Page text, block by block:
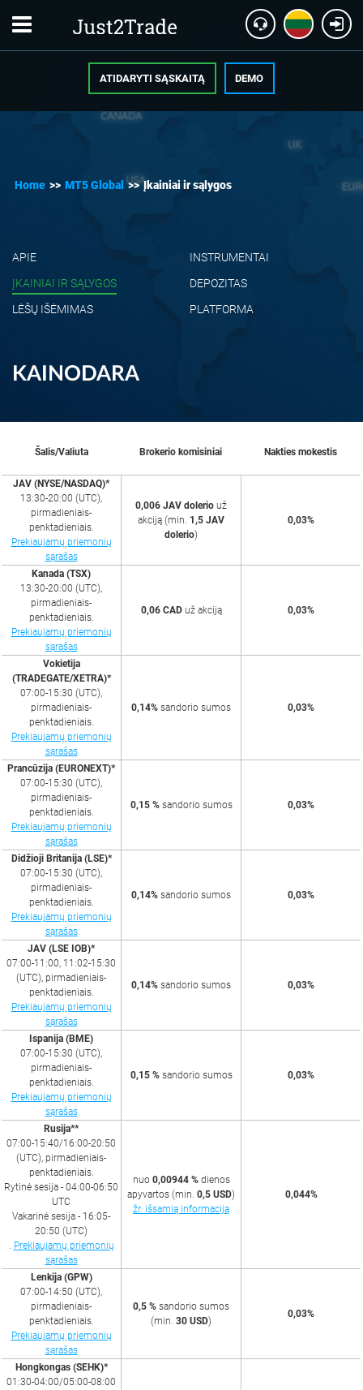
ATIDARYTI SĄSKAITĄ DEMO
Home >> MT5 Global >> Įkainiai ir sąlygos
APIE
INSTRUMENTAI
ĮKAINIAI IR SĄLYGOS
DEPOZITAS
LĖŠŲ IŠĖMIMAS
PLATFORMA
KAINODARA
Šalis/Valiuta Brokerio komisiniai Nakties mokestis
JAV (NYSE/NASDAQ)*
13:30-20:00 (UTC),
pirmadieniais-
penktadieniais.
Prekiaujamų priemonių
sąrašas
0,006 JAV dolerio už
akciją (min. 1,5 JAV
dolerio)
0,03%
Kanada (TSX)
13:30-20:00 (UTC),
pirmadieniais-
penktadieniais.
Prekiaujamų priemonių
sąrašas
0,06 CADuž akciją 0,03%
Vokietija
(TRADEGATE/XETRA)*
07:00-15:30 (UTC),
pirmadieniais-
penktadieniais.
Prekiaujamų priemonių
sąrašas
0,14% sandorio sumos 0,03%
Prancūzija (EURONEXT)*
07:00-15:30 (UTC),
pirmadieniais-
penktadieniais.
Prekiaujamų priemonių
sąrašas
0,15 %sandorio sumos 0,03%
Didžioji Britanija (LSE)*
07:00-15:30 (UTC),
pirmadieniais-
penktadieniais.
Prekiaujamų priemonių
sąrašas
0,14% sandorio sumos 0,03%
JAV (LSE IOB)*
07:00-11:00, 11:02-15:30
(UTC), pirmadieniais-
penktadieniais.
Prekiaujamų priemonių
sąrašas
0,14% sandorio sumos 0,03%
Ispanija (BME)
07:00-15:30 (UTC),
pirmadieniais-
penktadieniais.
Prekiaujamų priemonių
sąrašas
0,15 %sandorio sumos 0,03%
Rusija**
07:00-15:40/16:00-20:50
(UTC), pirmadieniais-
penktadieniais.
Rytinė sesija - 04:00-06:50
UTC
Vakarinė sesija - 16:05-
20:50 (UTC)
. Prekiaujamų priemonių
sąrašas
nuo 0,00944 %dienos
apyvartos (min.0,5 USD)
žr. išsamią informaciją
0,044%
Lenkija (GPW)
07:00-14:50 (UTC),
pirmadieniais-
penktadieniais.
Prekiaujamų priemonių
sąrašas
0,5 % sandorio sumos
(min.30 USD)
0,03%
Hongkongas (SEHK)*
01:30-04:00/05:00-08:00